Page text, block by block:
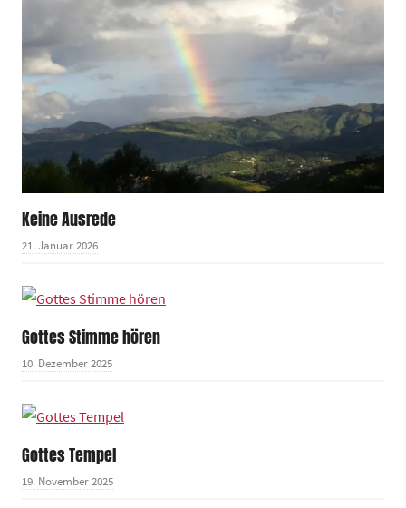
Keine Ausrede
21. Januar 2026
Gottes Stimme hören
10. Dezember 2025
Gottes Tempel
19. November 2025